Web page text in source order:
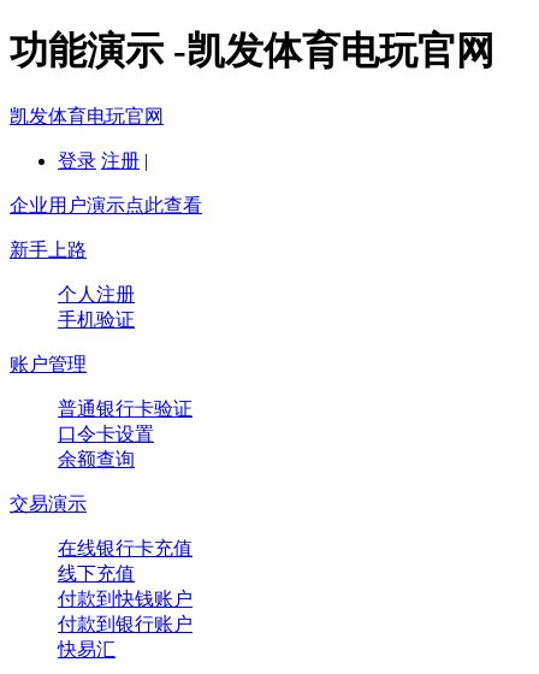
功能演示 -凯发体育电玩官网
凯发体育电玩官网
登录 注册 |
企业用户演示点此查看
新手上路
个人注册
手机验证
账户管理
普通银行卡验证
口令卡设置
余额查询
交易演示
在线银行卡充值
线下充值
付款到快钱账户
付款到银行账户
快易汇